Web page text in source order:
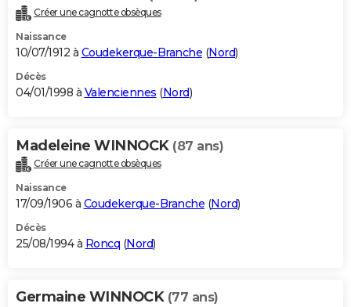
Créer une cagnotte obsèques
Naissance
10/07/1912 à Coudekerque-Branche (Nord)
Décès
04/01/1998 à Valenciennes (Nord)
Madeleine WINNOCK (87 ans)
Créer une cagnotte obsèques
Naissance
17/09/1906 à Coudekerque-Branche (Nord)
Décès
25/08/1994 à Roncq (Nord)
Germaine WINNOCK (77 ans)